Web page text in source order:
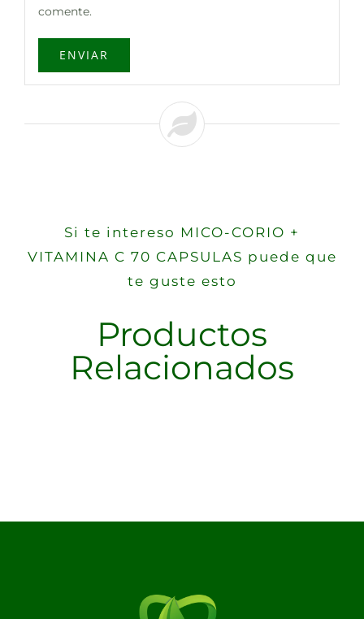
comente.
Si te intereso MICO-CORIO +
VITAMINA C 70 CAPSULAS puede que
te guste esto
Productos
Relacionados